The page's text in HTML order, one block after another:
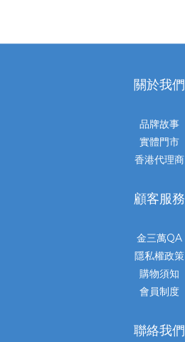
關於我們
品牌故事
實體門市
香港代理商
顧客服務
金三萬QA
隱私權政策
購物須知
會員制度
聯絡我們